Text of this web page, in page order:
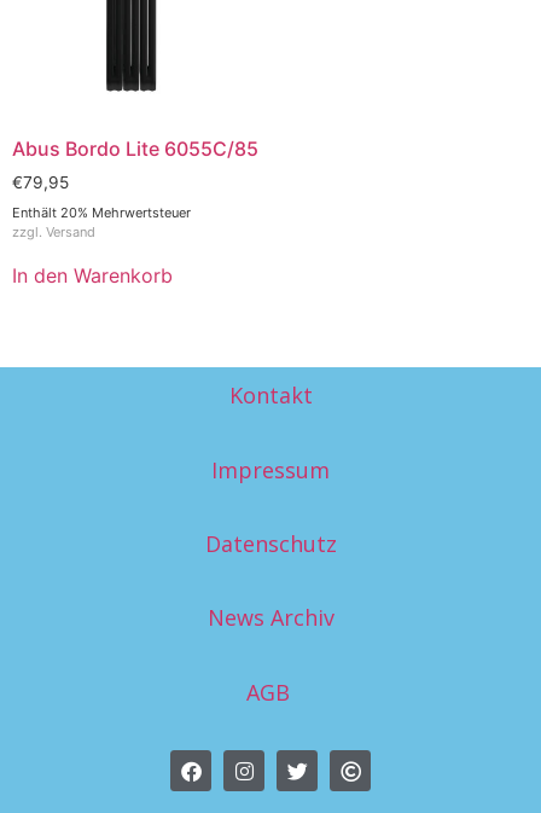
Abus Bordo Lite 6055C/85
€79,95
Enthält 20% Mehrwertsteuer
zzgl. Versand
In den Warenkorb
Kontakt
Impressum
Datenschutz
News Archiv
AGB